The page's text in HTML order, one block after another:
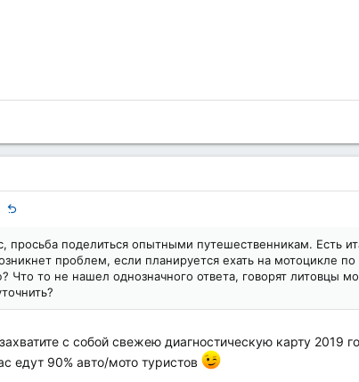
просьба поделиться опытными путешественникам. Есть
проблем, если планируется ехать на мотоцикле
Что то не нашел однозначного ответа, говорят литовцы
с собой свежею диагностическую карту
едут 90% авто/мото туристов